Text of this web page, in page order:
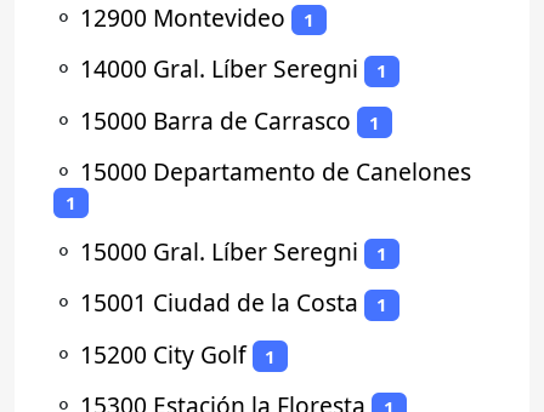
⚬ 12900 Montevideo 1
⚬ 14000 Gral. Líber Seregni 1
⚬ 15000 Barra de Carrasco 1
⚬ 15000 Departamento de Canelones
1
⚬ 15000 Gral. Líber Seregni 1
⚬ 15001 Ciudad de la Costa 1
⚬ 15200 City Golf 1
⚬ 15300 Estación la Floresta 1